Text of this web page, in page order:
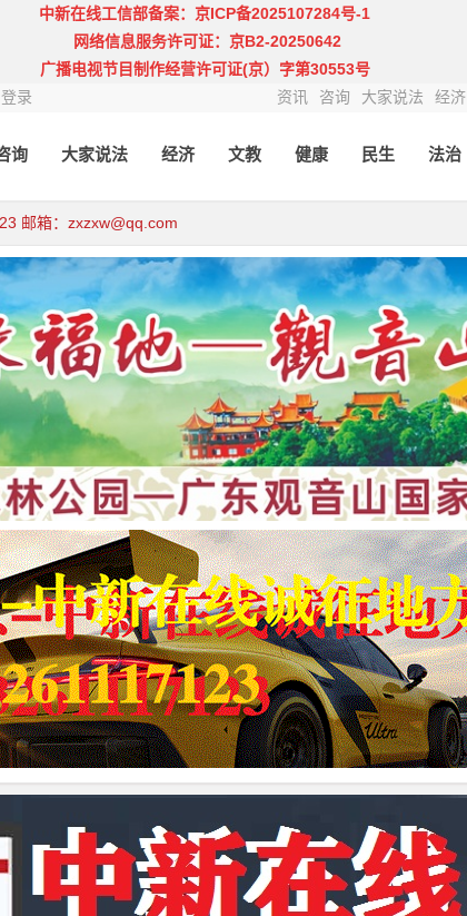
中新在线工信部备案：京ICP备2025107284号-1
网络信息服务许可证：京B2-20250642
广播电视节目制作经营许可证(京）字第30553号
登录 资讯 咨询 大家说法 经济
询 大家说法 经济 文教 健康 民生 法治
邮箱：zxzxw@qq.com